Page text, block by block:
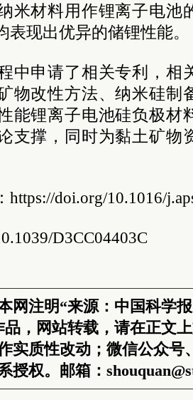
米材料用作锂离子电池
表现出优异的储锂性能。
中申请了相关专利，相
物改性方法、纳米硅制
能锂离子电池硅负极材
支撑，同时为黏土矿物
doi.org/10.1016/
D3CC04403C
网注明“来源：中国科学
品，网站转载，请在正文
实质性改动；微信公众号
授权。邮箱：